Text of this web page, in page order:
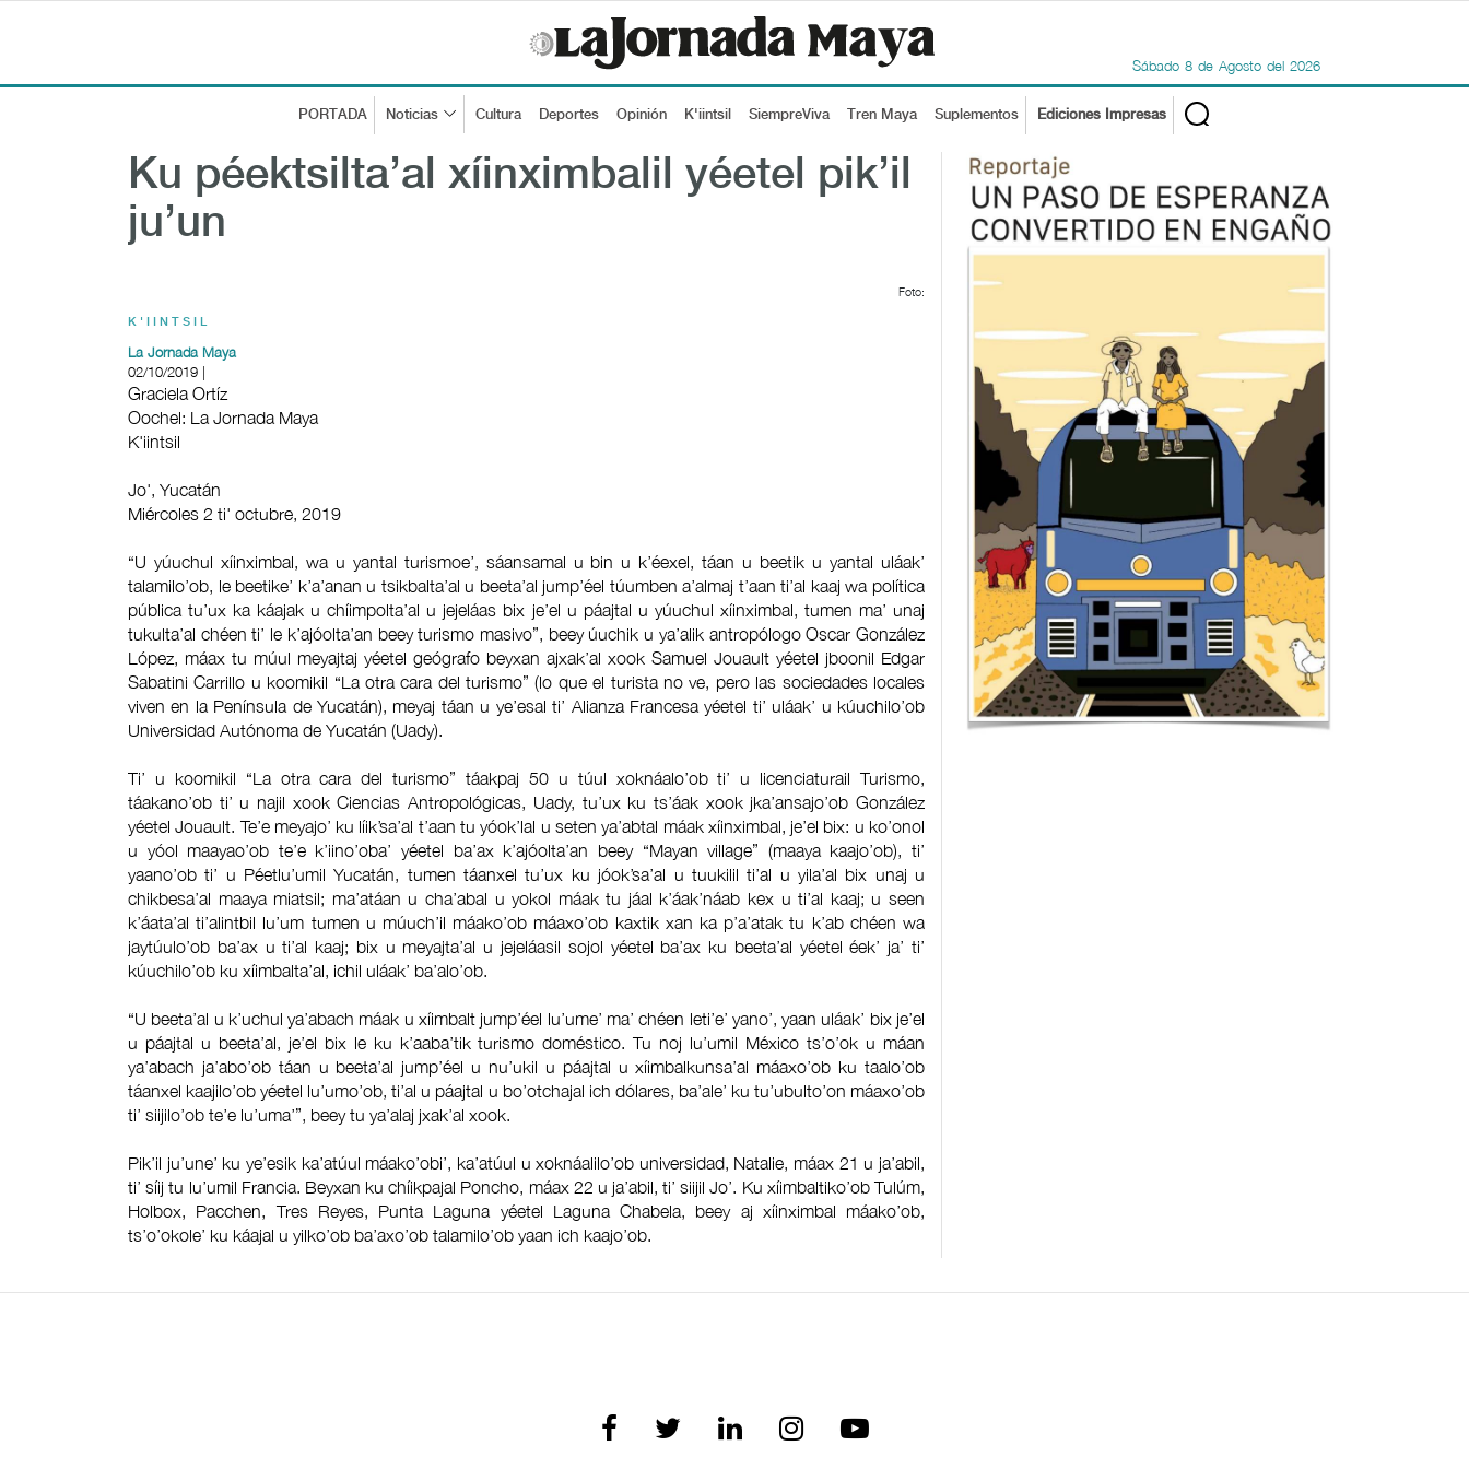
Sábado 8 de Agosto del 2026
PORTADA Noticias Cultura Deportes Opinión K'iintsil SiempreViva Tren Maya Suplementos Ediciones Impresas
Ku péektsilta’al xíinximbalil yéetel pik’il
ju’un
Foto:
K'IINTSIL
La Jornada Maya
02/10/2019 |
Graciela Ortíz
Oochel: La Jornada Maya
K'iintsil
Jo', Yucatán
Miércoles 2 ti' octubre, 2019
“U yúuchul xíinximbal, wa u yantal turismoe’, sáansamal u bin u k’éexel, táan u beetik u yantal uláak’
talamilo’ob, le beetike’ k’a’anan u tsikbalta’al u beeta’al jump’éel túumben a’almaj t’aan ti’al kaaj wa política
pública tu’ux ka káajak u chíimpolta’al u jejeláas bix je’el u páajtal u yúuchul xíinximbal, tumen ma’ unaj
tukulta’al chéen ti’ le k’ajóolta’an beey turismo masivo”, beey úuchik u ya’alik antropólogo Oscar González
López, máax tu múul meyajtaj yéetel geógrafo beyxan ajxak’al xook Samuel Jouault yéetel jboonil Edgar
Sabatini Carrillo u koomikil “La otra cara del turismo” (lo que el turista no ve, pero las sociedades locales
viven en la Península de Yucatán), meyaj táan u ye’esal ti’ Alianza Francesa yéetel ti’ uláak’ u kúuchilo’ob
Universidad Autónoma de Yucatán (Uady).
Ti’ u koomikil “La otra cara del turismo” táakpaj 50 u túul xoknáalo’ob ti’ u licenciaturail Turismo,
táakano’ob ti’ u najil xook Ciencias Antropológicas, Uady, tu’ux ku ts’áak xook jka’ansajo’ob González
yéetel Jouault. Te’e meyajo’ ku líik’sa’al t’aan tu yóok’lal u seten ya’abtal máak xíinximbal, je’el bix: u ko’onol
u yóol maayao’ob te’e k’iino’oba’ yéetel ba’ax k’ajóolta’an beey “Mayan village” (maaya kaajo’ob), ti’
yaano’ob ti’ u Péetlu’umil Yucatán, tumen táanxel tu’ux ku jóok’sa’al u tuukilil ti’al u yila’al bix unaj u
chikbesa’al maaya miatsil; ma’atáan u cha’abal u yokol máak tu jáal k’áak’náab kex u ti’al kaaj; u seen
k’áata’al ti’alintbil lu’um tumen u múuch’il máako’ob máaxo’ob kaxtik xan ka p’a’atak tu k’ab chéen wa
jaytúulo’ob ba’ax u ti’al kaaj; bix u meyajta’al u jejeláasil sojol yéetel ba’ax ku beeta’al yéetel éek’ ja’ ti’
kúuchilo’ob ku xíimbalta’al, ichil uláak’ ba’alo’ob.
“U beeta’al u k’uchul ya’abach máak u xíimbalt jump’éel lu’ume’ ma’ chéen leti’e’ yano’, yaan uláak’ bix je’el
u páajtal u beeta’al, je’el bix le ku k’aaba’tik turismo doméstico. Tu noj lu’umil México ts’o’ok u máan
ya’abach ja’abo’ob táan u beeta’al jump’éel u nu’ukil u páajtal u xíimbalkunsa’al máaxo’ob ku taalo’ob
táanxel kaajilo’ob yéetel lu’umo’ob, ti’al u páajtal u bo’otchajal ich dólares, ba’ale’ ku tu’ubulto’on máaxo’ob
ti’ siijilo’ob te’e lu’uma’”, beey tu ya’alaj jxak’al xook.
Pik’il ju’une’ ku ye’esik ka’atúul máako’obi’, ka’atúul u xoknáalilo’ob universidad, Natalie, máax 21 u ja’abil,
ti’ síij tu lu’umil Francia. Beyxan ku chíikpajal Poncho, máax 22 u ja’abil, ti’ siijil Jo’. Ku xíimbaltiko’ob Tulúm,
Holbox, Pacchen, Tres Reyes, Punta Laguna yéetel Laguna Chabela, beey aj xíinximbal máako’ob,
ts’o’okole’ ku káajal u yilko’ob ba’axo’ob talamilo’ob yaan ich kaajo’ob.